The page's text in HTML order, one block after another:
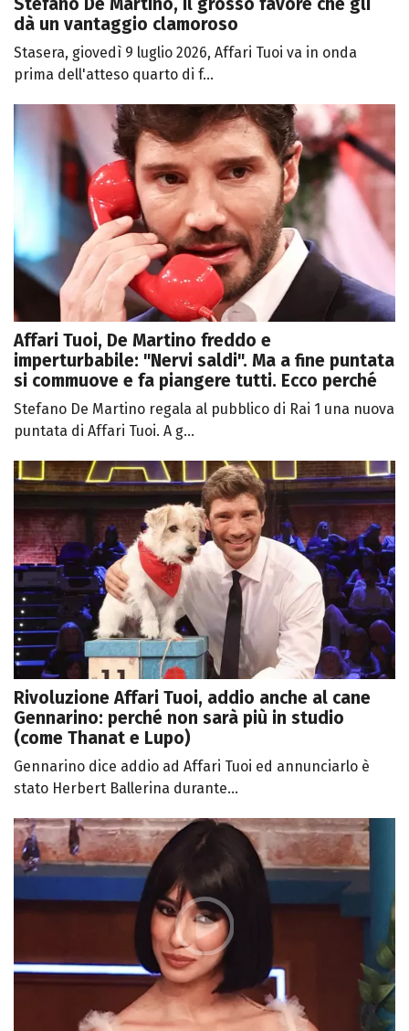
dà un vantaggio clamoroso
Stasera, giovedì 9 luglio 2026, Affari Tuoi va in onda
prima dell'atteso quarto di f...
Affari Tuoi, De Martino freddo e
imperturbabile: "Nervi saldi". Ma a fine puntata
si commuove e fa piangere tutti. Ecco perché
Stefano De Martino regala al pubblico di Rai 1 una nuova
puntata di Affari Tuoi. A g...
Rivoluzione Affari Tuoi, addio anche al cane
Gennarino: perché non sarà più in studio
(come Thanat e Lupo)
Gennarino dice addio ad Affari Tuoi ed annunciarlo è
stato Herbert Ballerina durante...